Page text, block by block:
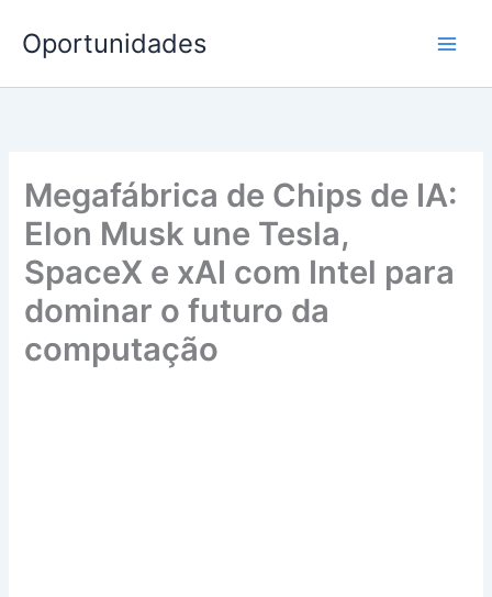
para
conteúdo
Oportunidades
Megafábrica de Chips de IA:
Elon Musk une Tesla,
SpaceX e xAI com Intel para
dominar o futuro da
computação